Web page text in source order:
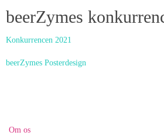
beerZymes
Konkurrencen 2021
beerZymes Posterdesign
Om os